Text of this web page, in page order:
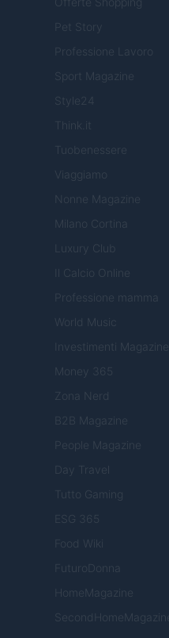
Pet Story
Professione Lavoro
Sport Magazine
Style24
Think.it
Tuobenessere
Viaggiamo
Nonne Magazine
Milano Cortina
Luxury Club
Il Calcio Online
Professione mamma
World Music
Investimenti Magazine
Money 365
Zona Nerd
B2B Magazine
People Magazine
Day Travel
Tutto Gaming
ESG 365
Food Wiki
FuturoDonna
HomeMagazine
SecondHomeMagazine